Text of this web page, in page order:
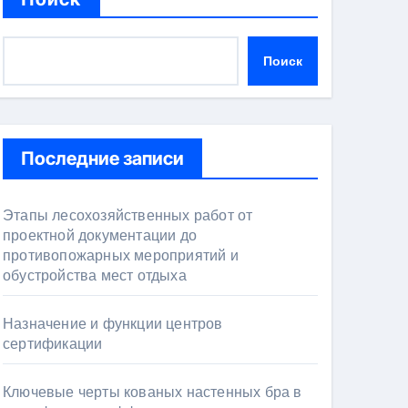
Поиск
Последние записи
Этапы лесохозяйственных работ от
проектной документации до
противопожарных мероприятий и
обустройства мест отдыха
Назначение и функции центров
сертификации
Ключевые черты кованых настенных бра в